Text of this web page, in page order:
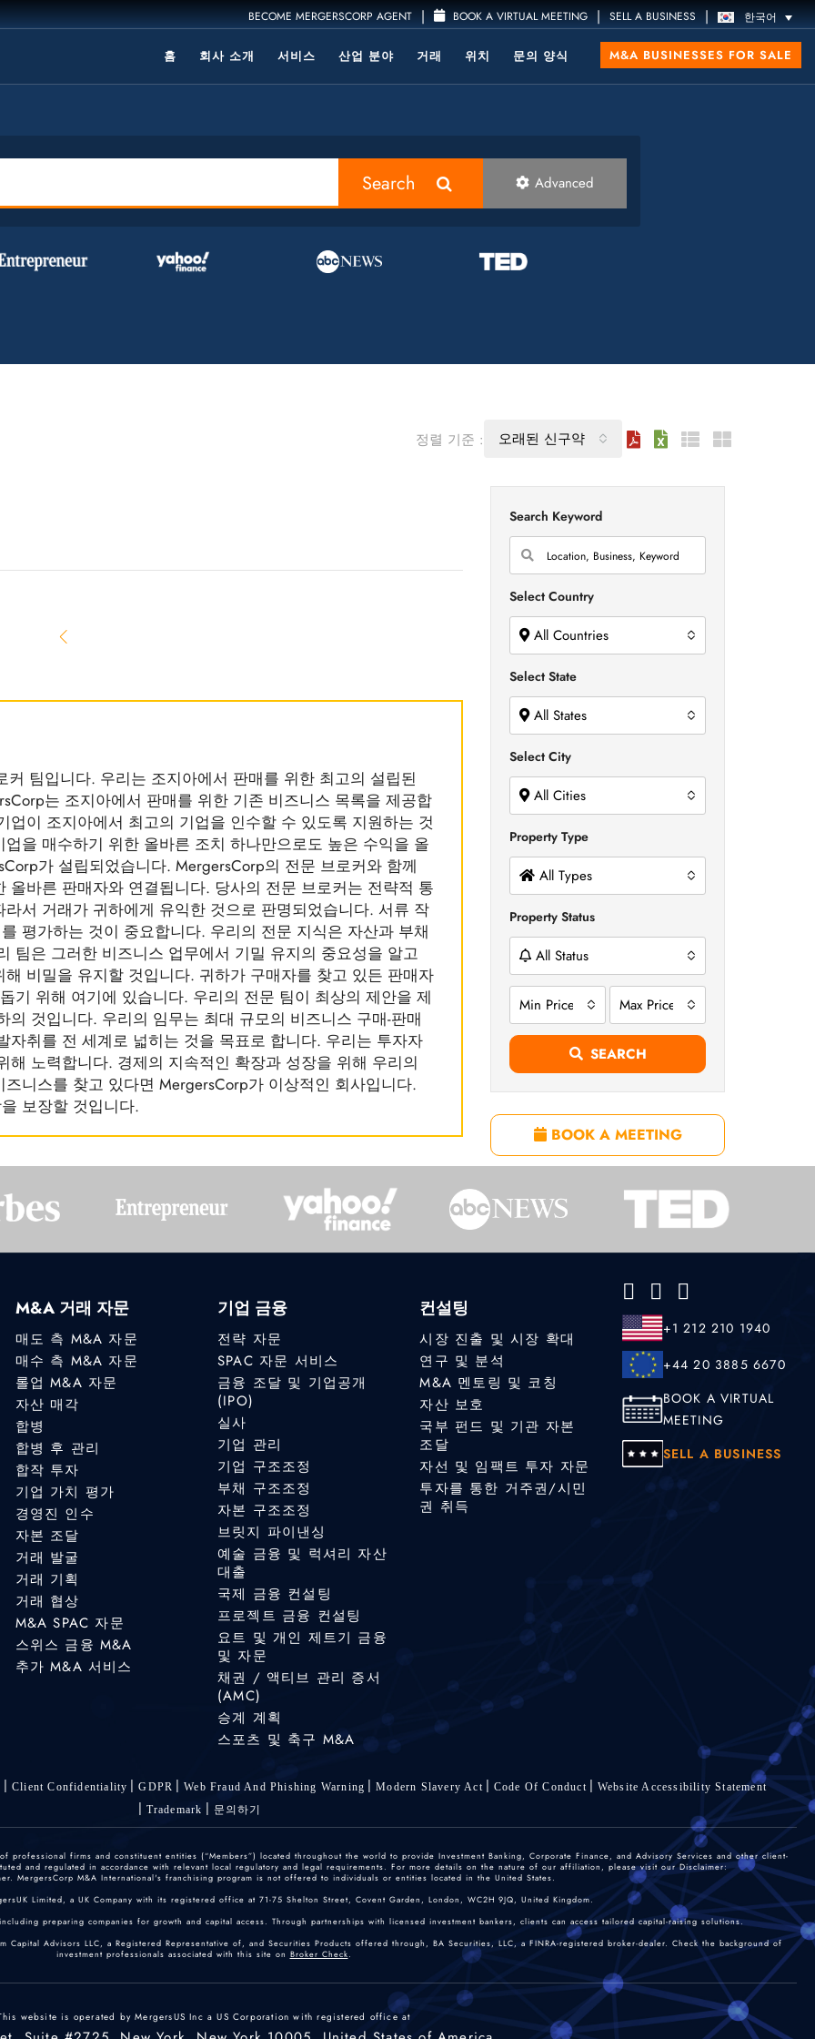
BECOME MERGERSCORP AGENT | BOOK A VIRTUAL MEETING | SELL A BUSINESS | 한국어
홈 회사 소개 서비스 산업 분야 거래 위치 문의 양식 M&A BUSINESSES FOR SALE
Search Advanced
정렬 기준 : 오래된 신구약
팀입니다. 우리는 조지아에서 판매를 위한 최고의 설립된
는 조지아에서 판매를 위한 기존 비즈니스 목록을 제공합
이 조지아에서 최고의 기업을 인수할 수 있도록 지원하는 것
을 매수하기 위한 올바른 조치 하나만으로도 높은 수익을 올
가 설립되었습니다. MergersCorp의 전문 브로커와 함께
바른 판매자와 연결됩니다. 당사의 전문 브로커는 전략적 통
서 거래가 귀하에게 유익한 것으로 판명되었습니다. 서류 작
평가하는 것이 중요합니다. 우리의 전문 지식은 자산과 부채
팀은 그러한 비즈니스 업무에서 기밀 유지의 중요성을 알고
비밀을 유지할 것입니다. 귀하가 구매자를 찾고 있든 판매자
기 위해 여기에 있습니다. 우리의 전문 팀이 최상의 제안을 제
것입니다. 우리의 임무는 최대 규모의 비즈니스 구매-판매
취를 전 세계로 넓히는 것을 목표로 합니다. 우리는 투자자
노력합니다. 경제의 지속적인 확장과 성장을 위해 우리의
니스를 찾고 있다면 MergersCorp가 이상적인 회사입니다.
보장할 것입니다.
Search Keyword
Select Country
All Countries
Select State
All States
Select City
All Cities
Property Type
All Types
Property Status
All Status
Min Price Max Price
SEARCH
BOOK A MEETING
M&A 거래 자문
매도 측 M&A 자문
매수 측 M&A 자문
롤업 M&A 자문
자산 매각
합병
합병 후 관리
합작 투자
기업 가치 평가
경영진 인수
자본 조달
거래 발굴
거래 기획
거래 협상
M&A SPAC 자문
스위스 금융 M&A
추가 M&A 서비스
기업 금융
전략 자문
SPAC 자문 서비스
금융 조달 및 기업공개
(IPO)
실사
기업 관리
기업 구조조정
부채 구조조정
자본 구조조정
브릿지 파이낸싱
예술 금융 및 럭셔리 자산
대출
국제 금융 컨설팅
프로젝트 금융 컨설팅
요트 및 개인 제트기 금융
및 자문
채권 / 액티브 관리 증서
(AMC)
승계 계획
스포츠 및 축구 M&A
컨설팅
시장 진출 및 시장 확대
연구 및 분석
M&A 멘토링 및 코칭
자산 보호
국부 펀드 및 기관 자본
조달
자선 및 임팩트 투자 자문
투자를 통한 거주권/시민
권 취득
+1 212 210 1940
+44 20 3885 6670
BOOK A VIRTUAL
MEETING
SELL A BUSINESS
Client Confidentiality GDPR Web Fraud And Phishing Warning Modern Slavery Act Code Of Conduct
Website Accessibility Statement
Trademark
문의하기
firms and constituent entities (“Members”) located throughout the world to provide Investment Banking, Corporate Finance, and Advisory Services and other client-
and regulated in accordance with relevant local regulatory and legal requirements. For more details on the nature of our affiliation, please visit our Disclaimer:
MergersCorp M&A International's franchising program is not offered to individuals or entities located in the United States.
Limited, a UK Company with its registered office at 71-75 Shelton Street, Covent Garden, London, WC2H 9JQ, United Kingdom.
preparing companies for growth and capital access. Through partnerships with licensed investment bankers, clients can access tailored capital-raising solutions.
Capital Advisors LLC, a Registered Representative of, and Securities Products offered through, BA Securities, LLC, a FINRA-registered broker-dealer. Check the background of
investment professionals associated with this site on Broker Check.
website is operated by MergersUS Inc a US Corporation with registered office at